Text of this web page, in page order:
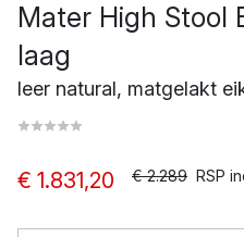
Mater High Stool
laag
leer natural, matgelakt
€ 1.831,20 € 2.289 RSP